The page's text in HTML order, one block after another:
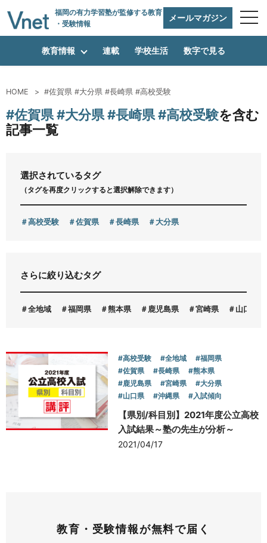
福岡の有力学習塾が監修する教育
・受験情報
メールマガジン
編集方針
運営会社
教育情報 連載 学校生活 数字で見る
HOME #佐賀県 #大分県 #長崎県 #高校受験
#佐賀県 #大分県 #長崎県 #高校受験を含む
記事一覧
選択されているタグ
（タグを再度クリックすると選択解除できます）
高校受験 佐賀県 長崎県 大分県
さらに絞り込むタグ
全地域 福岡県 熊本県 鹿児島県 宮崎県 山口県
#高校受験 #全地域
#福岡県
#佐賀県
#長崎県
#熊本県
#鹿児島県
#宮崎県
#大分県
#山口県
#沖縄県 #入試傾向
【県別/科目別】2021年度公立高校
入試結果～塾の先生が分析～
2021/04/17
教育・受験情報が無料で届く